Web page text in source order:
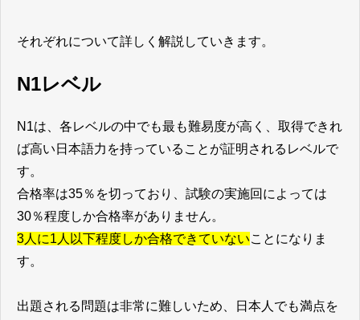
それぞれについて詳しく解説していきます。
N1レベル
N1は、各レベルの中でも最も難易度が高く、取得できれ
ば高い日本語力を持っていることが証明されるレベルで
す。
合格率は35％を切っており、試験の実施回によっては
30％程度しか合格率がありません。
3人に1人以下程度しか合格できていないことになりま
す。
出題される問題は非常に難しいため、日本人でも満点を